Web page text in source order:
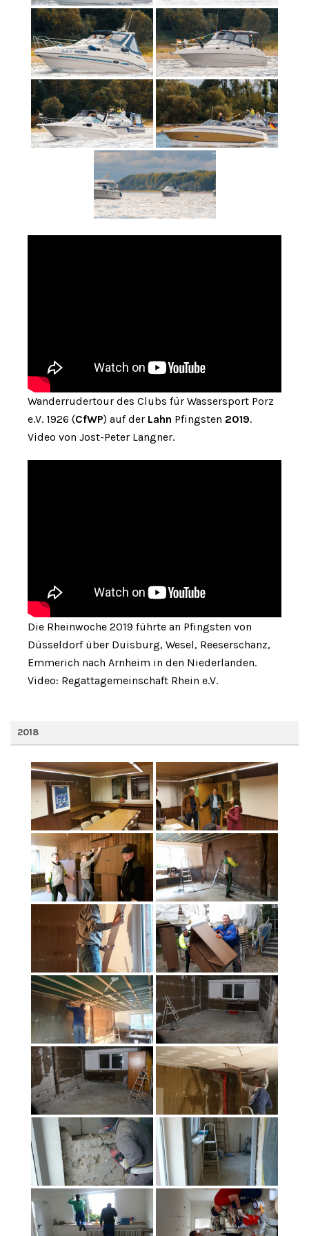
Wanderrudertour des Clubs für Wassersport Porz
e.V. 1926 (CfWP) auf der Lahn Pfingsten 2019.
Video von Jost-Peter Langner.
Die Rheinwoche 2019 führte an Pfingsten von
Düsseldorf über Duisburg, Wesel, Reeserschanz,
Emmerich nach Arnheim in den Niederlanden.
Video: Regattagemeinschaft Rhein e.V.
2018